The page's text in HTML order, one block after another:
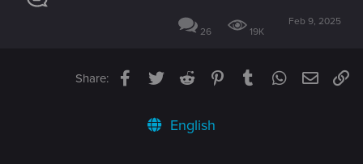
26 19K
Feb 9, 2025
Share: Facebook
TwitterReddit PinterestTumblrWhatsApp
Email
English